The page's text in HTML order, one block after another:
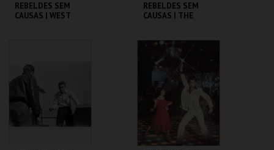
REBELDES SEM
CAUSAS | WEST
MAIS INFO
COMPRAR
REBELDES SEM
CAUSAS | THE
CINEMATECA
MAIS INFO
COMPRAR